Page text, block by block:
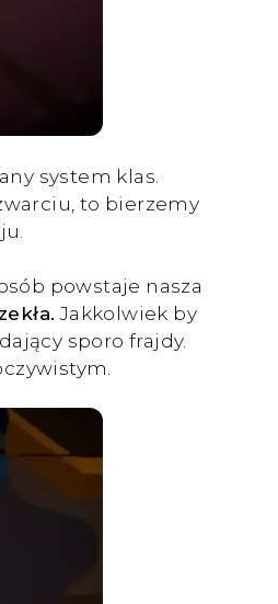
system klas.
to bierzemy
powstaje nasza
Jakkolwiek by
sporo frajdy.